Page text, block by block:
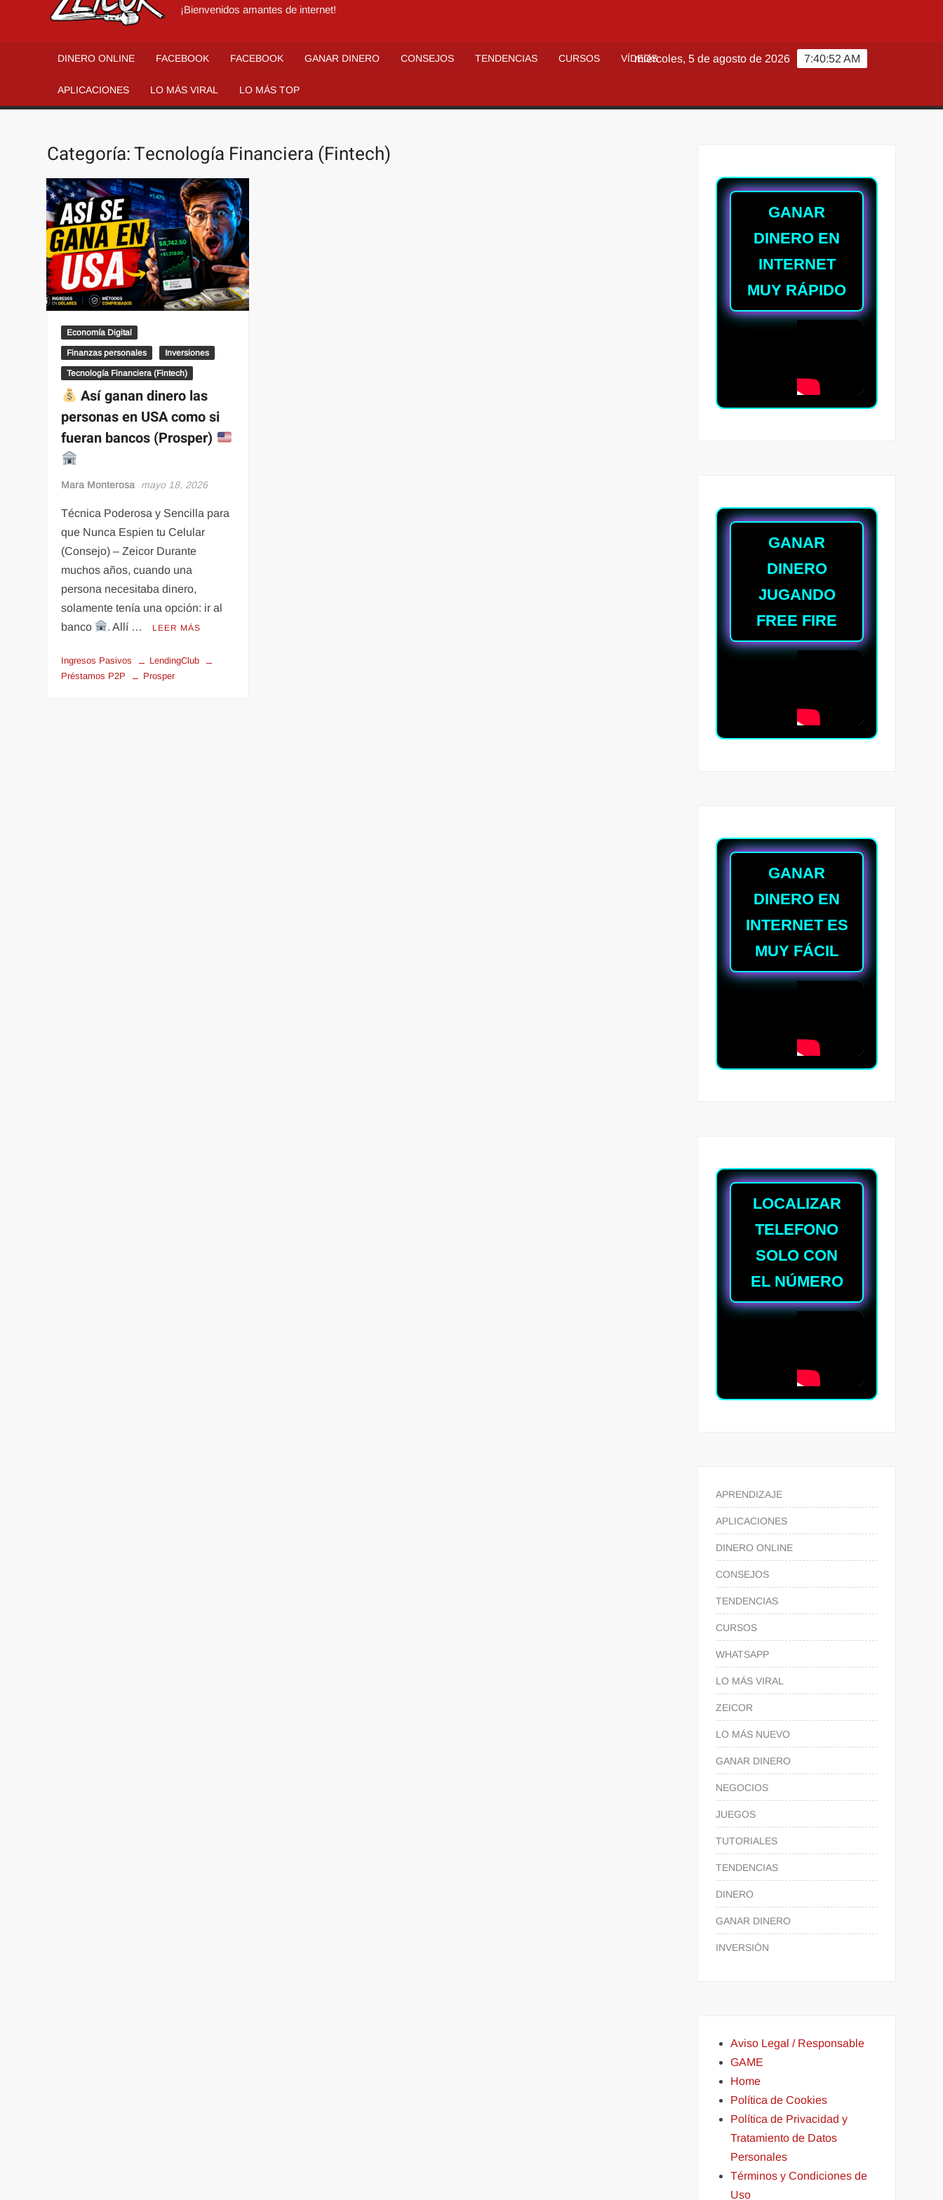
¡Bienvenidos amantes de internet!
DINERO ONLINE FACEBOOK FACEBOOK GANAR DINERO CONSEJOS TENDENCIAS CURSOS VÍDEOS
APLICACIONES LO MÁS VIRAL LO MÁS TOP
7:40:53 AM
miércoles, 5 de agosto de 2026
Categoría:Tecnología Financiera (Fintech)
Economía Digital
Finanzas personales Inversiones
Tecnología Financiera (Fintech)
Así ganan dinero las
personas en USA como si
fueran bancos (Prosper)
Mara Monterosa mayo 18, 2026
Técnica Poderosa y Sencilla para
que Nunca Espien tu Celular
(Consejo) – Zeicor Durante
muchos años, cuando una
persona necesitaba dinero,
solamente tenía una opción: ir al
banco
. Allí … LEER MÁS
Ingresos Pasivos
LendingClub
Préstamos P2P
Prosper
GANAR
DINERO EN
INTERNET
MUY RÁPIDO
GANAR
DINERO
JUGANDO
FREE FIRE
GANAR
DINERO EN
INTERNET ES
MUY FÁCIL
LOCALIZAR
TELEFONO
SOLO CON
EL NÚMERO
APRENDIZAJE
APLICACIONES
DINERO ONLINE
CONSEJOS
TENDENCIAS
CURSOS
WHATSAPP
LO MÁS VIRAL
ZEICOR
LO MÁS NUEVO
GANAR DINERO
NEGOCIOS
JUEGOS
TUTORIALES
TENDENCIAS
DINERO
GANAR DINERO
INVERSIÓN
Aviso Legal / Responsable
GAME
Home
Política de Cookies
Política de Privacidad y
Tratamiento de Datos
Personales
Términos y Condiciones de
Uso